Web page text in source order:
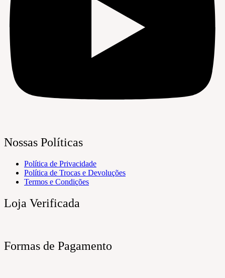
Nossas Políticas
Política de Privacidade
Política de Trocas e Devoluções
Termos e Condições
Loja Verificada
Formas de Pagamento